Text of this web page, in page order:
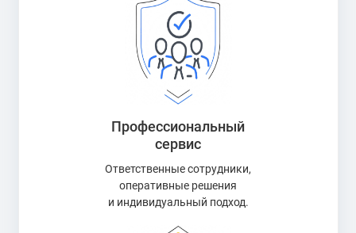
Профессиональный
сервис
Ответственные сотрудники,
оперативные решения
и индивидуальный подход.